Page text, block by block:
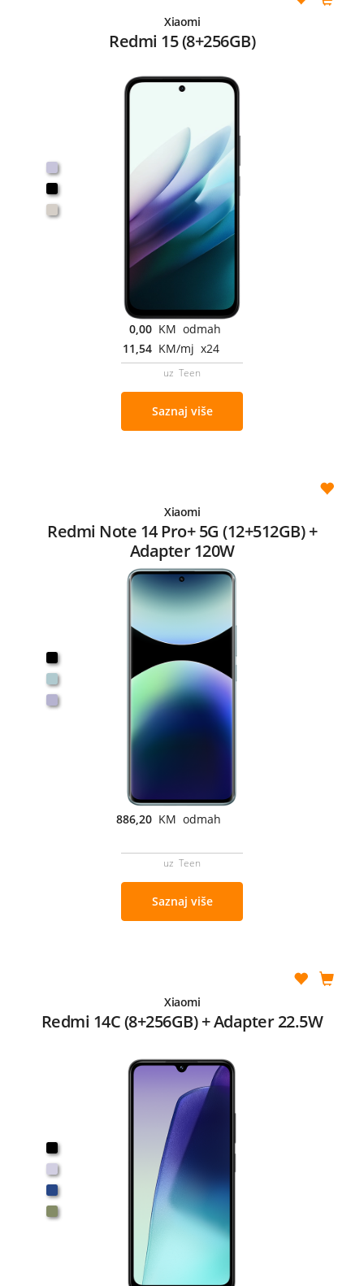
Xiaomi
Redmi 15 (8+256GB)
0,00 KM odmah
11,54 KM/mj x24
uz Teen
Saznaj više
Xiaomi
Redmi Note 14 Pro+ 5G (12+512GB) +
Adapter 120W
886,20 KM odmah
uz Teen
Saznaj više
Xiaomi
Redmi 14C (8+256GB) + Adapter 22.5W